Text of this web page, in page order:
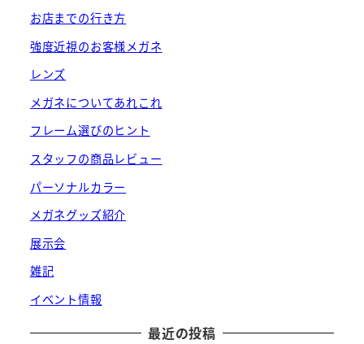
お店までの行き方
強度近視のお客様メガネ
レンズ
メガネについてあれこれ
フレーム選びのヒント
スタッフの商品レビュー
パーソナルカラー
メガネグッズ紹介
展示会
雑記
イベント情報
最近の投稿